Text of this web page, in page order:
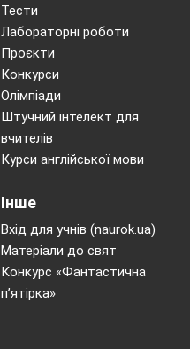
Тести
Лабораторні роботи
Проєкти
Конкурси
Олімпіади
Штучний інтелект для
вчителів
Курси англійської мови
Інше
Вхід для учнів (naurok.ua)
Матеріали до свят
Конкурс «Фантастична
п’ятірка»